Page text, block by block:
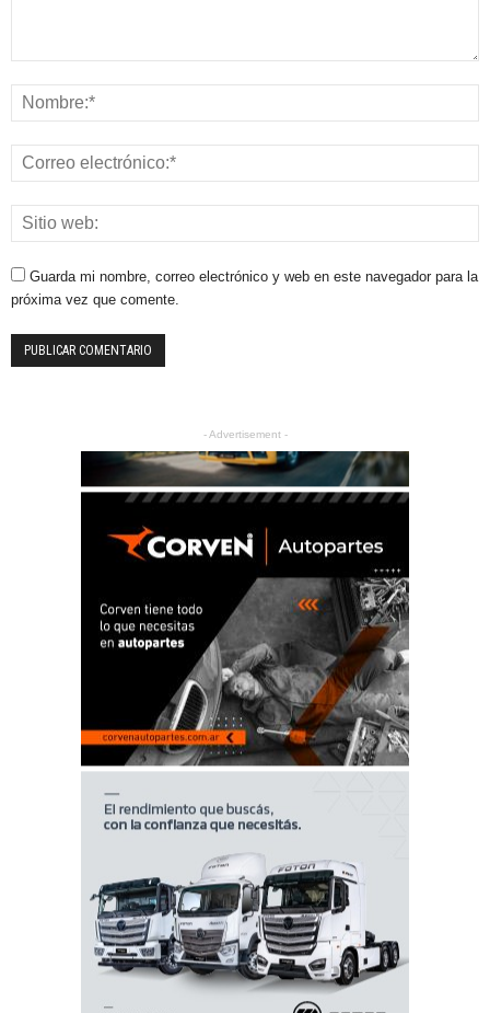
Guarda mi nombre, correo electrónico y web en este navegador para la
próxima vez que comente.
- Advertisement -